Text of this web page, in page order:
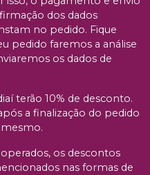
dos dados
no pedido. Fique
pedido faremos a análise
os dados de
terão 10% de desconto.
a finalização do pedido
os descontos
nas formas de